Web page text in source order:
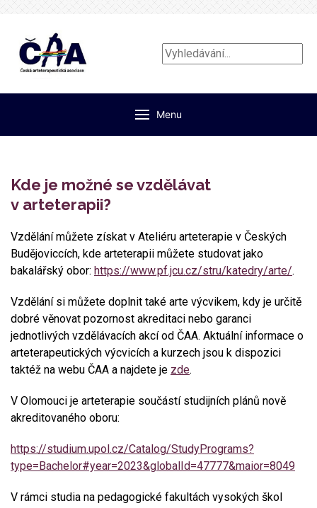
Vyhledávání...
Menu
Kde je možné se vzdělávat
v arteterapii?
Vzdělání můžete získat v Ateliéru arteterapie v Českých
Budějoviccích, kde arteterapii můžete studovat jako
bakalářský obor: https://www.pf.jcu.cz/stru/katedry/arte/.
Vzdělání si můžete doplnit také arte výcvikem, kdy je určitě
dobré věnovat pozornost akreditaci nebo garanci
jednotlivých vzdělávacích akcí od ČAA. Aktuální informace o
arteterapeutických výcvicích a kurzech jsou k dispozici
taktéž na webu ČAA a najdete je zde.
V Olomouci je arteterapie součástí studijních plánů nově
akreditovaného oboru:
https://studium.upol.cz/Catalog/StudyPrograms?
type=Bachelor#year=2023&globalId=47777&maior=8049
V rámci studia na pedagogické fakultách vysokých škol